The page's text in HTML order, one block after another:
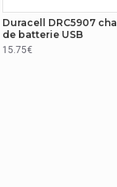
Duracell DRC5907
de batterie USB
15.75€